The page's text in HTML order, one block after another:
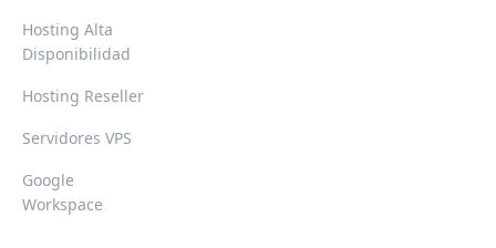
Hosting Alta
Disponibilidad
Hosting Reseller
Servidores VPS
Google
Workspace